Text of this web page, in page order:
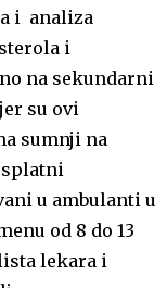
i analiza
i
na sekundarni
su ovi
sumnji na
u ambulanti u
od 8 do 13
lekara i